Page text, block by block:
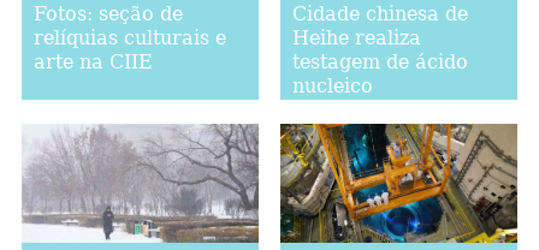
Fotos: seção de
relíquias culturais e
arte na CIIE
Cidade chinesa de
Heihe realiza
testagem de ácido
nucleico